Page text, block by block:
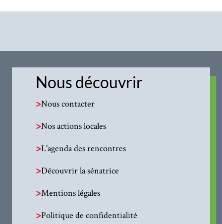
Nous découvrir
>Nous contacter
>Nos actions locales
>L'agenda des rencontres
>Découvrir la sénatrice
>Mentions légales
>Politique de confidentialité